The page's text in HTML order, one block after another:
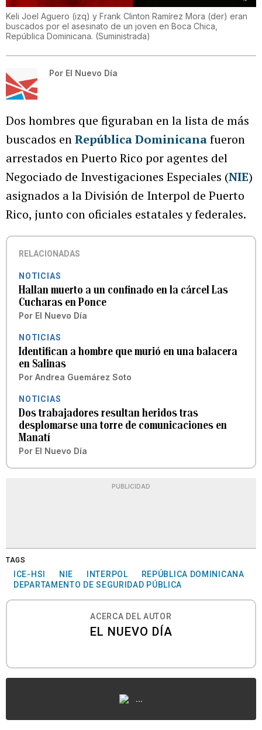
Keli Joel Aguero (izq) y Frank Clinton Ramírez Mora (der) eran
buscados por el asesinato de un joven en Boca Chica,
República Dominicana. (Suministrada)
Por El Nuevo Día
Dos hombres que figuraban en la lista de más
buscados enRepública Dominicanafueron
arrestados en Puerto Rico por agentes del
Negociado de Investigaciones Especiales (NIE)
asignados a la División de Interpol de Puerto
Rico, junto con oficiales estatales y federales.
RELACIONADAS
NOTICIAS
Hallan muerto a un confinado en la cárcel Las
Cucharas en Ponce
Por El Nuevo Día
NOTICIAS
Identifican a hombre que murió en una balacera
en Salinas
Por Andrea Guemárez Soto
NOTICIAS
Dos trabajadores resultan heridos tras
desplomarse una torre de comunicaciones en
Manatí
Por El Nuevo Día
PUBLICIDAD
TAGS
ICE-HSI NIE INTERPOL
REPÚBLICA DOMINICANA
DEPARTAMENTO DE SEGURIDAD PÚBLICA
ACERCA DEL AUTOR
EL NUEVO DÍA
...